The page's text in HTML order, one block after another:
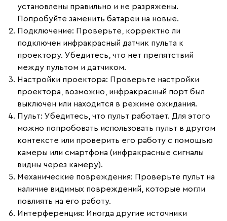
установлены правильно и не разряжены.
Попробуйте заменить батареи на новые.
Подключение: Проверьте, корректно ли
подключен инфракрасный датчик пульта к
проектору. Убедитесь, что нет препятствий
между пультом и датчиком.
Настройки проектора: Проверьте настройки
проектора, возможно, инфракрасный порт был
выключен или находится в режиме ожидания.
Пульт: Убедитесь, что пульт работает. Для этого
можно попробовать использовать пульт в другом
контексте или проверить его работу с помощью
камеры или смартфона (инфракрасные сигналы
видны через камеру).
Механические повреждения: Проверьте пульт на
наличие видимых повреждений, которые могли
повлиять на его работу.
Интерференция: Иногда другие источники